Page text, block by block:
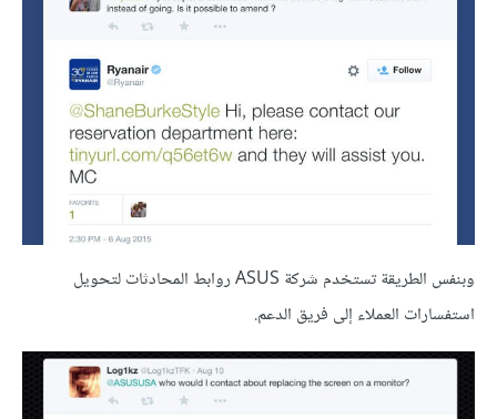
وبنفس الطريقة تستخدم شركة ASUS روابط المحادثات لتحويل
استفسارات العملاء إلى فريق الدعم.